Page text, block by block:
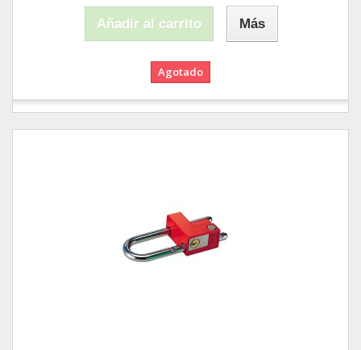
Añadir al carrito Más
Agotado